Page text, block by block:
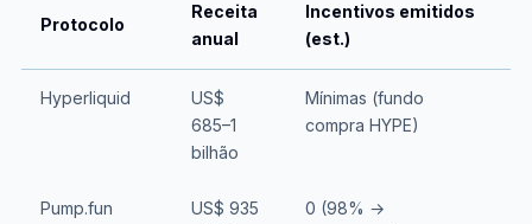
Protocolo
Receita
anual
Incentivos emitidos
(est.)
Hyperliquid
US$
685–1
bilhão
Mínimas (fundo
compra HYPE)
Pump.fun
US$ 935
0 (98% →